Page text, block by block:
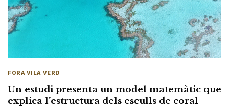
FORA VILA VERD
Un estudi presenta un model matemàtic que
explica l’estructura dels esculls de coral